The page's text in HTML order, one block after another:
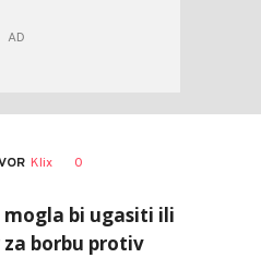
Klix 0
bi ugasiti ili
borbu protiv